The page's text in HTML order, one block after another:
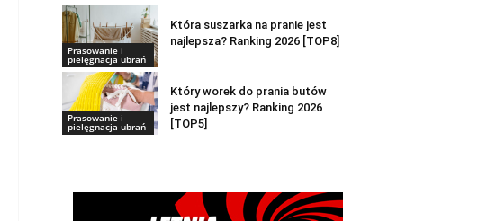
Prasowanie i
pielęgnacja ubrań
Która suszarka na pranie jest
najlepsza? Ranking 2026 [TOP8]
Prasowanie i
pielęgnacja ubrań
Który worek do prania butów
jest najlepszy? Ranking 2026
[TOP5]